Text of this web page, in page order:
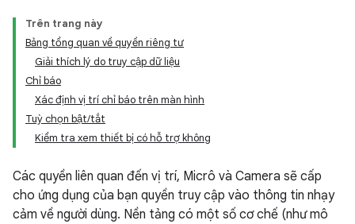
Trên trang này
Bảng tổng quan về quyền riêng tư
Giải thích lý do truy cập dữ liệu
Chỉ báo
Xác định vị trí chỉ báo trên màn hình
Tuỳ chọn bật/tắt
Kiểm tra xem thiết bị có hỗ trợ không
Các quyền liên quan đến vị trí, Micrô và Camera sẽ cấp
cho ứng dụng của bạn quyền truy cập vào thông tin nhạy
cảm về người dùng. Nền tảng có một số cơ chế (như mô